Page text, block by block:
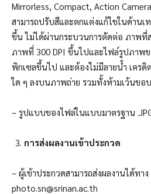
Mirrorless, Compact, Action
สามารถปรับสีและตกแต่งแก้ไขในด้า
ขึ้น ไม่ได้ผ่านกระบวนการตัดต่อ ภาพที่
ภาพที่ 300 DPI ขึ้นไปและไฟล์รูปภาพ
พิกเซลขึ้นไป และต้องไม่มีลายน้ำ เคร
ใด ๆ ลงบนภาพถ่าย รวมทั้งห้ามเว้นขอ
– รูปแบบของไฟล์ในแบบมาตรฐาน
การส่งผลงานเข้าประกวด
– ผู้เข้าประกวดสามารถส่งผลงานได้ทาง
photo.sn@srinan.ac.th